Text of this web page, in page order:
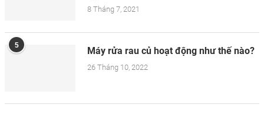
8 Tháng 7, 2021
5 Máy rửa rau củ hoạt động như thế nào?
26 Tháng 10, 2022